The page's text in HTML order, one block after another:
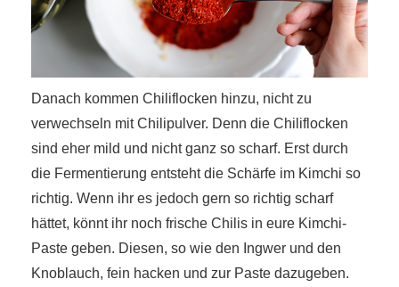
Danach kommen Chiliflocken hinzu, nicht zu
verwechseln mit Chilipulver. Denn die Chiliflocken
sind eher mild und nicht ganz so scharf. Erst durch
die Fermentierung entsteht die Schärfe im Kimchi so
richtig. Wenn ihr es jedoch gern so richtig scharf
hättet, könnt ihr noch frische Chilis in eure Kimchi-
Paste geben. Diesen, so wie den Ingwer und den
Knoblauch, fein hacken und zur Paste dazugeben.